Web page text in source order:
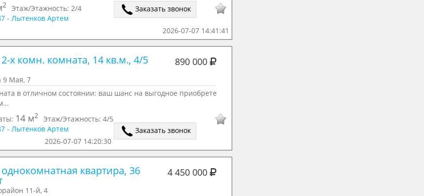
2 Этаж/Этажность: 2/4
Заказать звонок
- Лытенков Артем
2026-07-07 14:41:41
х комн. комната, 14 кв.м., 4/5 890 000
9 Мая, 7
в отличном состоянии: ваш шанс на выгодное приобрете
14 м2 Этаж/Этажность: 4/5
Заказать звонок
- Лытенков Артем
2026-07-07 14:20:30
квартира, 36 4 450 000
11-й, 4